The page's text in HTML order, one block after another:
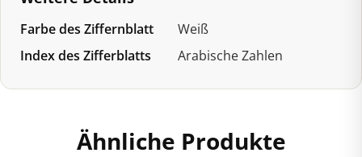
Farbe des Ziffernblatt
Weiß
Index des Zifferblatts
Arabische Zahlen
Ähnliche Produkte